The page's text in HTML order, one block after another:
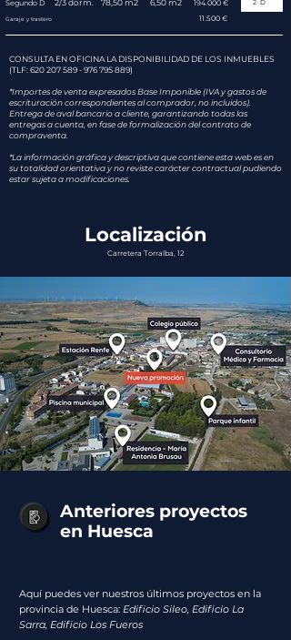
Segundo D 2/3 dorm. 78,50 m2 6,50 m2 194.000 € 2·D
Garaje y trastero 11.500 €
CONSULTA EN OFICINA LA DISPONIBILIDAD DE LOS INMUEBLES
(TLF:620 207 589 - 976 795889)
*Importes de venta expresados Base Imponible (IVA y gastos de
escrituración correspondientes al comprador, no incluidos).
Entrega de aval bancario a cliente, garantizando todas las
entregas a cuenta, en fase de formalización del contrato de
compraventa.
*La información gráfica y descriptiva que contiene esta web es en
su totalidad orientativa y no reviste carácter contractual pudiendo
estar sujeta a modificaciones.
Localización
Carretera Torralba, 12
Anteriores proyectos
en Huesca
Aquí puedes ver nuestros últimos proyectos en la
provincia de Huesca: Edificio Sileo, Edificio La
Sarra, Edificio Los Fueros